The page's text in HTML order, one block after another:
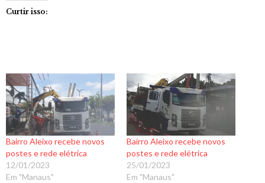
Curtir isso:
Bairro Aleixo recebe novos
postes e rede elétrica
12/01/2023
Em "Manaus"
Bairro Aleixo recebe novos
postes e rede elétrica
25/01/2023
Em "Manaus"